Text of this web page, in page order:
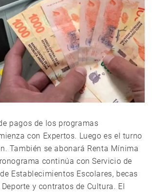
pagos de los programas
con Expertos. Luego es el turno
También se abonará Renta Mínima
continúa con Servicio de
Establecimientos Escolares, becas
y contratos de Cultura. El